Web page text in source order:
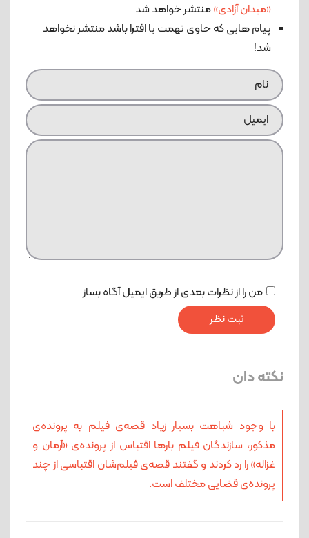
«میدان آزادی»منتشر خواهد شد
پیام هایی که حاوی تهمت یا افترا باشد منتشر نخواهد
شد!
من را از نظرات بعدی از طریق ایمیل آگاه بساز
نکته دان
با وجود شباهت بسیار زیاد قصه‌ی فیلم به پرونده‌ی
مذکور، سازندگان فیلم بارها اقتباس از پرونده‌ی «آرمان و
غزاله» را رد کردند و گفتند قصه‌ی فیلم‌شان اقتباسی از چند
پرونده‌ی قضایی مختلف است.